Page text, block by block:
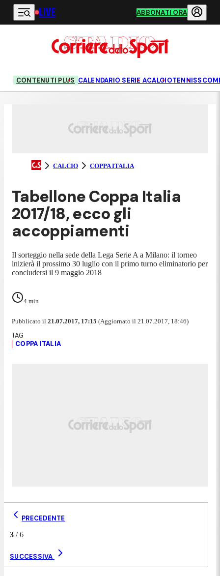
Vai al contenuto principale
LIVE ABBONATI ORA
CONTENUTI PLUS CALENDARIO SERIE ACALCIOTENNIS
CALCIO COPPA ITALIA
Tabellone Coppa Italia
2017/18, ecco gli
accoppiamenti
Il sorteggio nella sede della Lega Serie A a Milano: il torneo
inizierà il prossimo 30 luglio con il primo turno eliminatorio per
concludersi il 9 maggio 2018
4 min
Pubblicato il 21.07.2017, 17:15 (Aggiornato il 21.07.2017, 18:46)
COPPA ITALIA
PRECEDENTE
3 /6
SUCCESSIVA